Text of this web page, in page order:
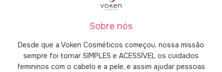
Sobre nós
Desde que a Voken Cosméticos começou, nossa missão
sempre foi tornar SIMPLES e ACESSÍVEL os cuidados
femininos com o cabelo e a pele, e assim ajudar pessoas